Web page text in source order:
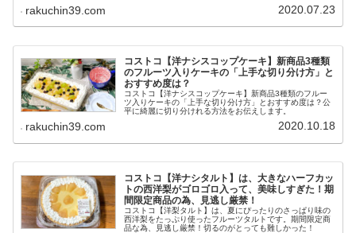
rakuchin39.com 2020.07.23
コストコ【洋ナシスコップケーキ】新商品3種類
のフルーツ入りケーキの「上手な切り分け方」と
おすすめ度は？
コストコ【洋ナシスコップケーキ】新商品3種類のフルー
ツ入りケーキの「上手な切り分け方」とおすすめ度は？公
平に綺麗に切り分けれる方法をお伝えします。
rakuchin39.com 2020.10.18
コストコ【洋ナシタルト】は、大きなハーフカッ
トの西洋梨がゴロゴロ入って、美味しすぎた！期
間限定商品の為、見逃し厳禁！
コストコ【洋梨タルト】は、夏にぴったりのさっぱり味の
西洋梨をたっぷり使ったフルーツタルトです。期間限定商
品な為、見逃し厳禁！切るのがとっても難しかった！